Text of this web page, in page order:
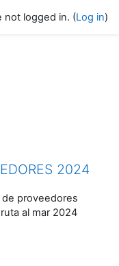
not logged in. (Log in)
2024
de proveedores
al mar 2024